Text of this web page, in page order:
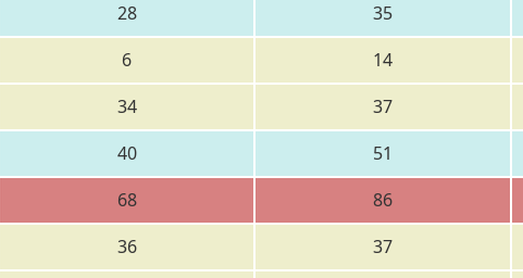
28 35
6 14
34 37
40 51
68 86
36 37